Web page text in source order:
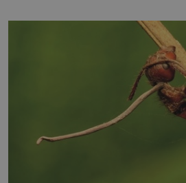
republiky vás ohromí nejen svými plážemi s bílým
pískem jako v Karibiku, ale i divokou krajinou, také
bohatou historií i luxusem.Zjistěte,